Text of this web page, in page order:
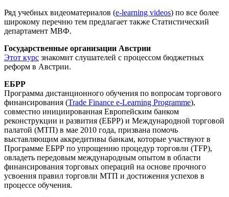
Ряд учебных видеоматериалов (e-learning videos) по все более
широкому перечню тем предлагает также Статистический
департамент МВФ.
Государственные организации Австрии
Этот курс знакомит слушателей с процессом бюджетных
реформ в Австрии.
ЕБРР
Программа дистанционного обучения по вопросам торгового
финансирования (Trade Finance e-Learning Programme),
совместно инициированная Европейским банком
реконструкции и развития (ЕБРР) и Международной торговой
палатой (МТП) в мае 2010 года, призвана помочь
выставляющим аккредитивы банкам, которые участвуют в
Программе ЕБРР по упрощению процедур торговли (TFP),
овладеть передовым международным опытом в области
финансирования торговых операций на основе прочного
усвоения правил торговли МТП и достижения успехов в
процессе обучения.